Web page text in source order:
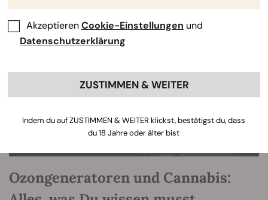
Ozongeneratoren und Cannabis:
AkzeptierenCookie-Einstellungen und
Datenschutzerklärung
ZUSTIMMEN & WEITER
Indem du auf ZUSTIMMEN & WEITER klickst, bestätigst du, dass
du 18 Jahre oder älter bist